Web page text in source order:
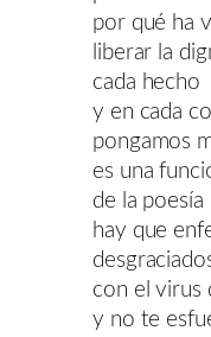
por qué ha
liberar la
cada hecho
y en cada
pongamos
es una
de la poesía
hay que
con el virus
y no te